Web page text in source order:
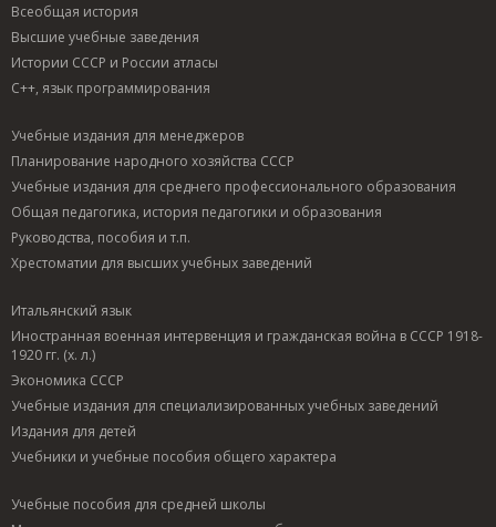
Всеобщая история
Высшие учебные заведения
Истории СССР и России атласы
C++, язык программирования
Учебные издания для менеджеров
Планирование народного хозяйства СССР
Учебные издания для среднего профессионального образования
Общая педагогика, история педагогики и образования
Руководства, пособия и т.п.
Хрестоматии для высших учебных заведений
Итальянский язык
Иностранная военная интервенция и гражданская война в СССР 1918-
1920 гг. (х. л.)
Экономика СССР
Учебные издания для специализированных учебных заведений
Издания для детей
Учебники и учебные пособия общего характера
Учебные пособия для средней школы